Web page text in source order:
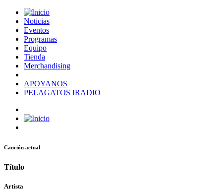
Noticias
Eventos
Programas
Equipo
Tienda
Merchandising
APOYANOS
PELAGATOS IRADIO
Canción actual
Título
Artista